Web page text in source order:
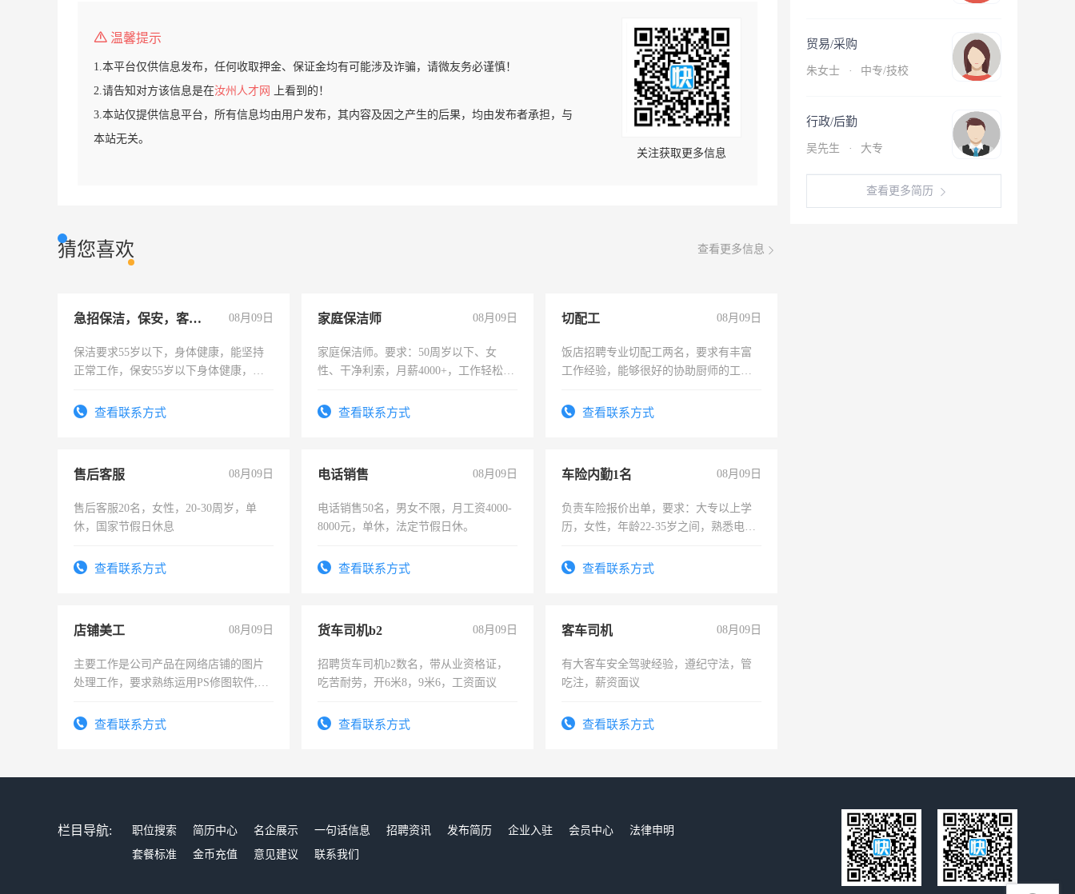
温馨提示
1.本平台仅供信息发布，任何收取押金、保证金均有可能涉及诈骗，请微友务必谨慎！
2.请告知对方该信息是在汝州人才网
上看到的！
3.本站仅提供信息平台，所有信息均由用户发布，其内容及因之产生的后果，均由发布者承担，与
本站无关。
关注获取更多信息
猜您喜欢 查看更多信息
急招保洁，保安，客服，工程 08月09日
保洁要求55岁以下，身体健康，能坚持
正常工作，保安55岁以下身体健康，有
录，客服要求45岁以下高中以上文化，
查看联系方式
家庭保洁师 08月09日
家庭保洁师。要求：50周岁以下、女
性、干净利索，月薪4000+，工作轻松，
太太等。查看联系方式
切配工 08月09日
饭店招聘专业切配工两名，要求有丰富
工作经验，能够很好的协助厨师的工
4500。查看联系方式
售后客服 08月09日
售后客服20名，女性，20-30周岁，单
休，国家节假日休息
查看联系方式
电话销售 08月09日
电话销售50名，男女不限，月工资4000-
8000元，单休，法定节假日休。
查看联系方式
车险内勤1名 08月09日
负责车险报价出单，要求：大专以上学
历，女性，年龄22-35岁之间，熟悉电脑
试用期1-3个月，转正后交纳五险，
查看联系方式
店铺美工 08月09日
主要工作是公司产品在网络店铺的图片
处理工作，要求熟练运用PS修图软件,工
查看联系方式
货车司机b2 08月09日
招聘货车司机b2数名，带从业资格证，
吃苦耐劳，开6米8，9米6，工资面议
查看联系方式
客车司机 08月09日
有大客车安全驾驶经验，遵纪守法，管
吃注，薪资面议
查看联系方式
贸易/采购
朱女士 · 中专/技校
行政/后勤
吴先生 · 大专
查看更多简历
栏目导航: 职位搜索 简历中心 名企展示 一句话信息 招聘资讯 发布简历 企业入驻 会员中心
法律申明
套餐标准
金币充值 意见建议 联系我们